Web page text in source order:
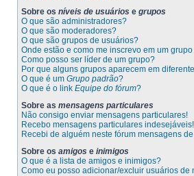
Sobre os níveis de usuários e grupos
O que são administradores?
O que são moderadores?
O que são grupos de usuários?
Onde estão e como me inscrevo em um
Como posso ser líder de um grupo?
Por que alguns grupos aparecem em
O que é um Grupo padrão?
O que é o link Equipe do fórum?
Sobre as mensagens particulares
Não consigo enviar mensagens particulares!
Recebo mensagens particulares indesejáveis!
Recebi de alguém neste fórum mensagens
Sobre os amigos e inimigos
O que é a lista de amigos e inimigos?
Como eu posso adicionar/excluir usuários